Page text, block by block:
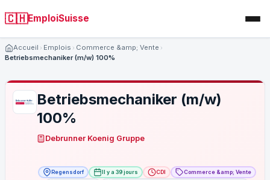
🇨🇭EmploiSuisse
Accueil Emplois
Commerce &amp; Vente
Betriebsmechaniker (m/w) 100%
Betriebsmechaniker (m/w)
100%
Debrunner Koenig Gruppe
Regensdorf Il y a 39 jours CDI
Commerce &amp; Vente